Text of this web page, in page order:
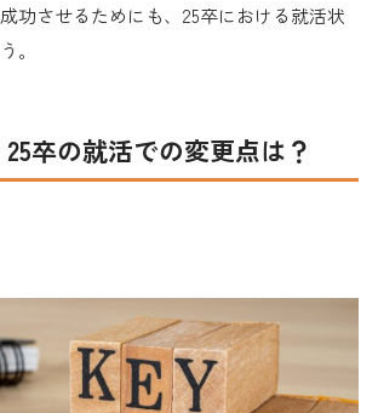
功させるためにも、25卒における就活状
。
25卒の就活での変更点は？